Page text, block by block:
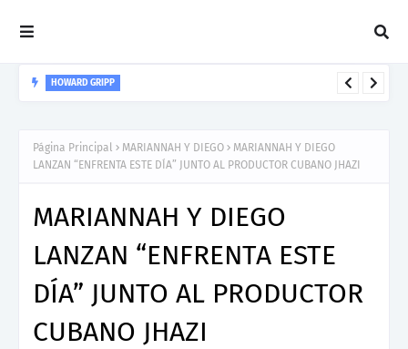
HOWARD GRIPP
Página Principal MARIANNAH Y DIEGO
MARIANNAH Y DIEGO
LANZAN “ENFRENTA ESTE DÍA” JUNTO AL PRODUCTOR CUBANO JHAZI
MARIANNAH Y DIEGO
LANZAN “ENFRENTA ESTE
DÍA” JUNTO AL PRODUCTOR
CUBANO JHAZI